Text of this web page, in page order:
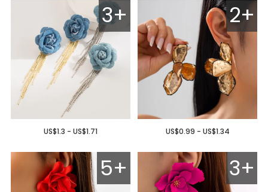
2+
US$0.99 - US$1.34
3+
US$1.3 - US$1.71
3+
5+